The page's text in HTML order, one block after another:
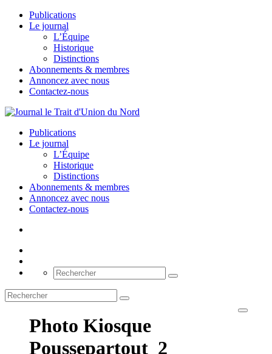
Publications
Le journal
L’Équipe
Historique
Distinctions
Abonnements & membres
Annoncez avec nous
Contactez-nous
Publications
Le journal
L’Équipe
Historique
Distinctions
Abonnements & membres
Annoncez avec nous
Contactez-nous
Photo Kiosque
Poussepartout_2